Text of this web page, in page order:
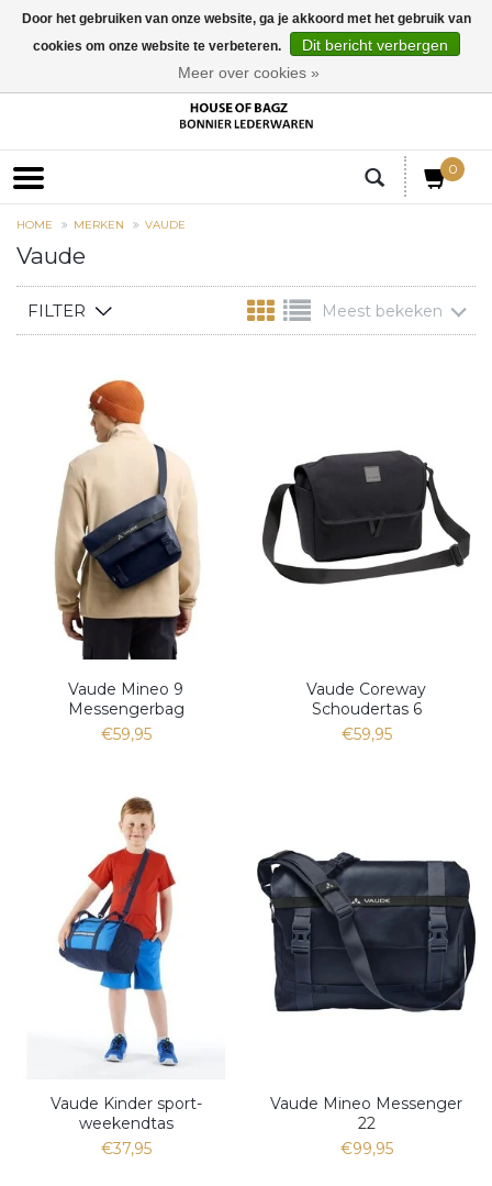
0
HOME MERKEN VAUDE
Vaude
FILTER Meest bekeken
Vaude Mineo 9
Messengerbag
€59,95
Vaude Coreway
Schoudertas 6
€59,95
Vaude Kinder sport-
weekendtas
€37,95
Vaude Mineo Messenger
22
€99,95
Door het gebruiken van onze website, ga je akkoord met het gebruik van
cookies om onze website te verbeteren.
Dit bericht verbergen
Meer over cookies »